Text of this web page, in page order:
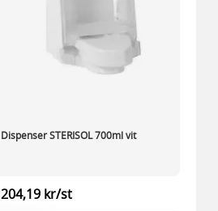
Dispenser STERISOL 700ml vit
204,19 kr/st